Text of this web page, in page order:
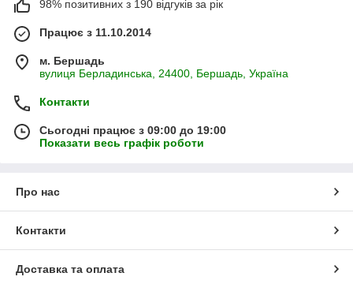
98% позитивних з 190 відгуків за рік
Працює з 11.10.2014
м. Бершадь
вулиця Берладинська, 24400, Бершадь, Україна
Контакти
Сьогодні працює з 09:00 до 19:00
Показати весь графік роботи
Про нас
Контакти
Доставка та оплата